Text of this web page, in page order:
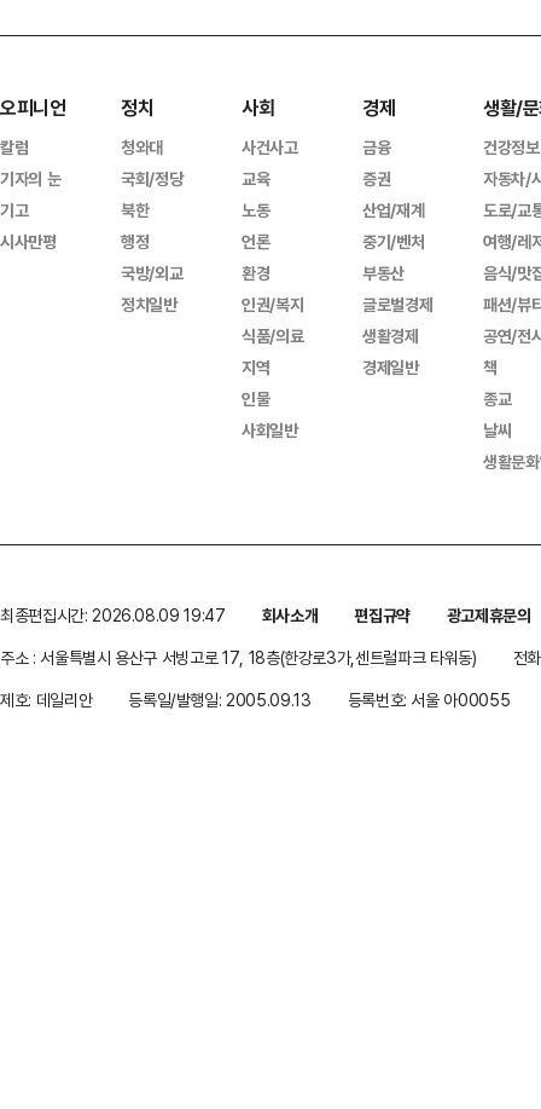
오피니언
칼럼
기자의 눈
기고
시사만평
정치
청와대
국회/정당
북한
행정
국방/외교
정치일반
사회
사건사고
교육
노동
언론
환경
인권/복지
식품/의료
지역
인물
사회일반
경제
금융
증권
산업/재계
중기/벤처
부동산
글로벌경제
생활경제
경제일반
생활/
건강정보
자동차/
도로/교
여행/레
음식/맛
패션/뷰
공연/전
책
종교
날씨
생활문
최종편집시간: 2026.08.09 19:47 회사소개 편집규약
광고제휴문의
주소 : 서울특별시 용산구 서빙고로 17, 18층(한강로3가,센트럴파크 타워동)
전
제호: 데일리안
등록일/발행일: 2005.09.13 등록번호: 서울 아00055